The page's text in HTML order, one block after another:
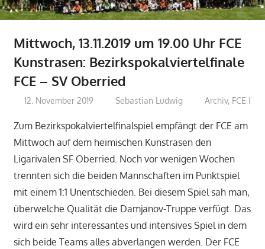
Mittwoch, 13.11.2019 um 19.00 Uhr FCE
Kunstrasen: Bezirkspokalviertelfinale
FCE – SV Oberried
12. November 2019 Sebastian Ludwig Archiv, FCE I
Zum Bezirkspokalviertelfinalspiel empfängt der FCE am
Mittwoch auf dem heimischen Kunstrasen den
Ligarivalen SF Oberried. Noch vor wenigen Wochen
trennten sich die beiden Mannschaften im Punktspiel
mit einem 1:1 Unentschieden. Bei diesem Spiel sah man,
überwelche Qualität die Damjanov-Truppe verfügt. Das
wird ein sehr interessantes und intensives Spiel in dem
sich beide Teams alles abverlangen werden. Der FCE